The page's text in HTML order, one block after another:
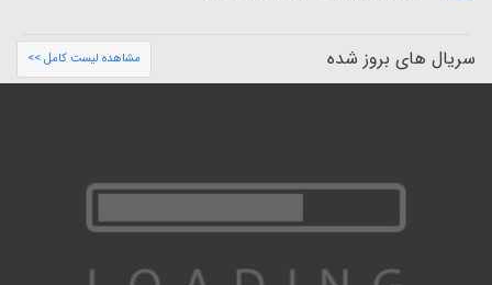
سریال های بروز شده مشاهده لیست کامل >>